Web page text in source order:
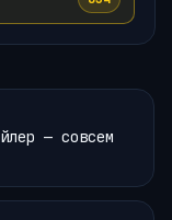
— совсем